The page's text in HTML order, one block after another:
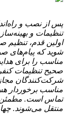
پس از نصب و
تنظیمات و
اولین قدم،
شوید که پیام‌های
مناسب را برای
صحیح تنظیمات
شرکت‌کنندگان
مناسب برخوردار
تماس است. مطمئن
منتقل می‌شوند.